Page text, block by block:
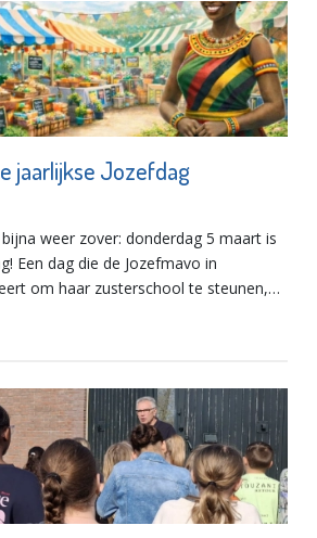
jaarlijkse Jozefdag
bijna weer zover: donderdag 5 maart is
Een dag die de Jozefmavo in
om haar zusterschool te steunen,